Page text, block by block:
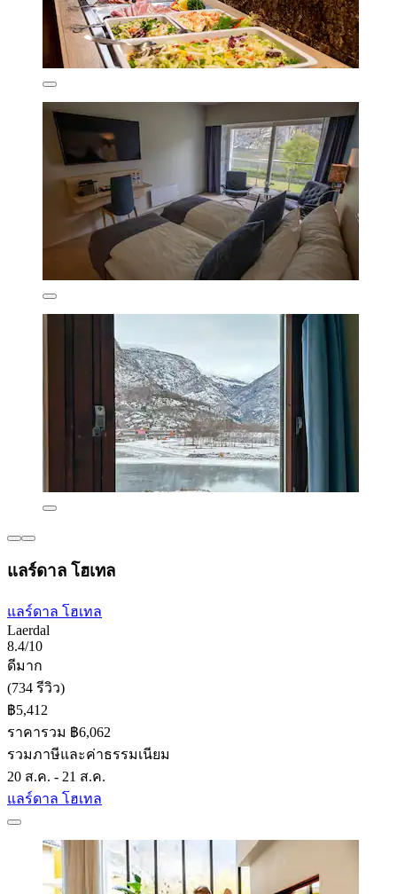
แลร์ดาล โฮเทล
แลร์ดาล โฮเทล
Laerdal
8.4/10
ดีมาก
(734 รีวิว)
฿5,412
ราคารวม ฿6,062
รวมภาษีและค่าธรรมเนียม
20 ส.ค. - 21 ส.ค.
แลร์ดาล โฮเทล